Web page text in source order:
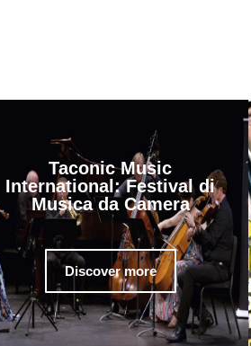
Taconic Music
International: Festival di
Musica da Camera
Discover more